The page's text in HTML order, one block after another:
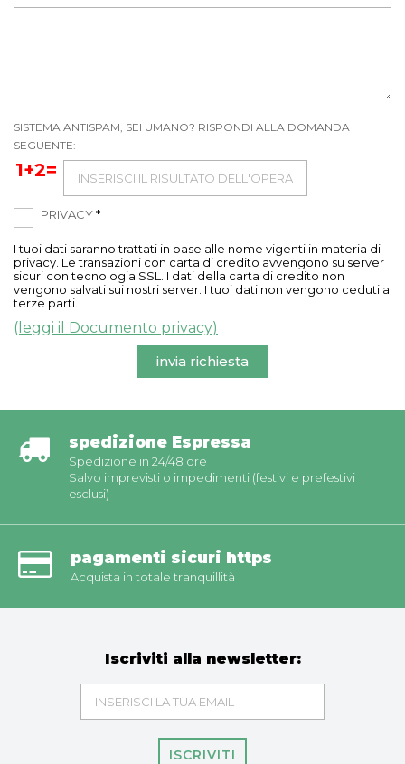
SISTEMA ANTISPAM, SEI UMANO? RISPONDI ALLA DOMANDA
SEGUENTE:
1+2=
PRIVACY*
I tuoi dati saranno trattati in base alle nome vigenti in materia di
privacy. Le transazioni con carta di credito avvengono su server
sicuri con tecnologia SSL. I dati della carta di credito non
vengono salvati sui nostri server. I tuoi dati non vengono ceduti a
terze parti.
(leggi il Documento privacy)
invia richiesta
spedizione Espressa
Spedizione in 24/48 ore
Salvo imprevisti o impedimenti (festivi e prefestivi
esclusi)
pagamenti sicuri https
Acquista in totale tranquillità
Iscriviti alla newsletter:
ISCRIVITI